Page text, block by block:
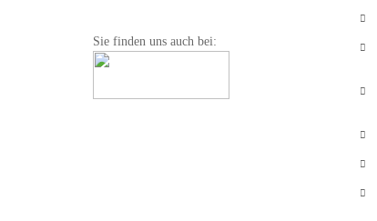
Sie finden uns auch bei: